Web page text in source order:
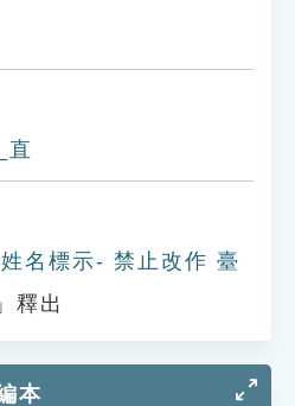
直
名標示- 禁止改作 臺
釋出
本